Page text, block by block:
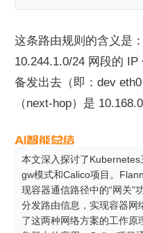
这条路由规则的含义是
10.244.1.0/24 网段的
备发出去（即：dev
（next-hop）是
本文深入探讨了
gw模式和Calico项目。
现容器通信路径中的“网关”
分发路由信息，实现容器网
了这两种网络方案的工作